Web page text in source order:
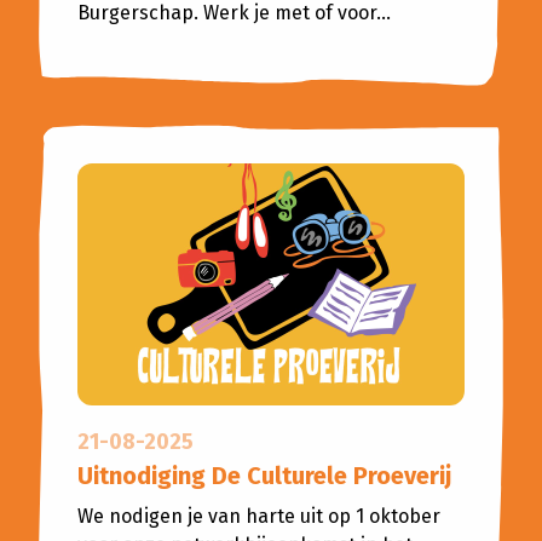
Burgerschap. Werk je met of voor...
21-08-2025
Uitnodiging De Culturele Proeverij
We nodigen je van harte uit op 1 oktober